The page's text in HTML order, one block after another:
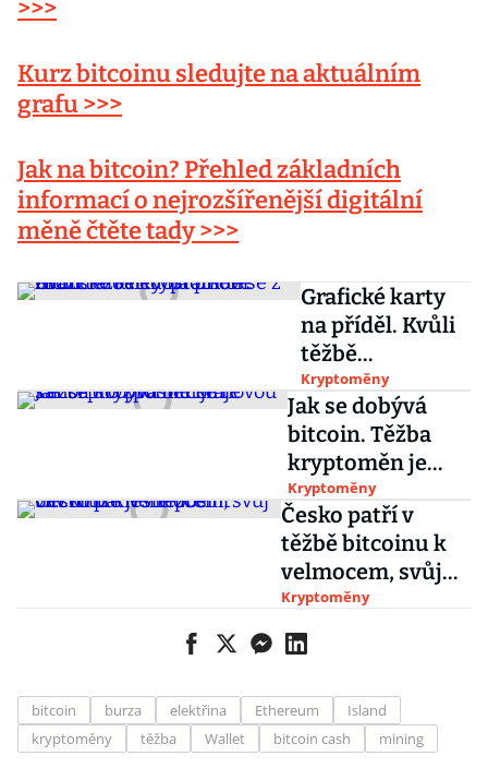
>>>
Kurz bitcoinu sledujte na aktuálním
grafu >>>
Jak na bitcoin? Přehled základních
informací onejrozšířenější digitální
měně čtěte tady >>>
Grafické karty
na příděl. Kvůli
těžbě
kryptoměn se z
nich stalo
nedostatkové
zboží
Kryptoměny
Jak se dobývá
bitcoin. Těžba
kryptoměn je
novou šancí pro
zpustlé kraje
Kryptoměny
Česko patří v
těžbě bitcoinu k
velmocem, svůj
vliv může ještě
posílit
Kryptoměny
bitcoin burza elektřina Ethereum
Island
kryptoměny
těžba Wallet bitcoin cash mining